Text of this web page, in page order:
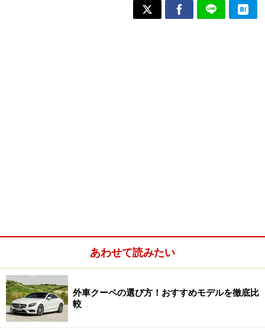
あわせて読みたい
外車クーペの選び方！おすすめモデルを徹底比
較